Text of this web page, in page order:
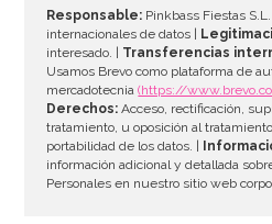
Responsable: Pinkbass Fiestas S.L.
internacionales de datos |
interesado. | Transferencias
Usamos Brevo como plataforma de
mercadotecnia(https://
Derechos: Acceso, rectificación,
tratamiento, u oposición al
portabilidad de los datos. |
información adicional y detallada
Personales en nuestro sitio web